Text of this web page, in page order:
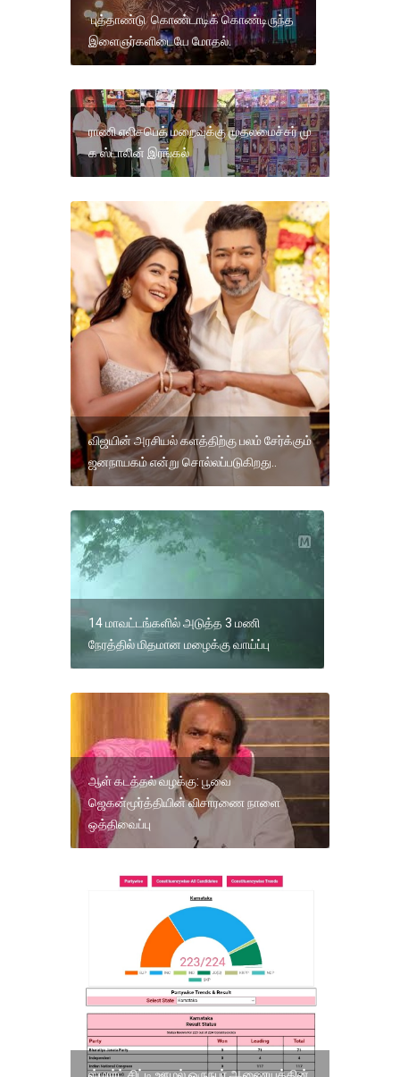
புத்தாண்டு கொண்டாடிக் கொண்டிருந்த
இளைஞர்களிடையே மோதல்.
ராணி எலிசபெத் மறைவுக்கு முதலமைச்சர் மு
க ஸ்டாலின் இரங்கல்
விஜயின் அரசியல் களத்திற்கு பலம் சேர்க்கும்
ஜனநாயகம் என்று சொல்லப்படுகிறது..
14 மாவட்டங்களில் அடுத்த 3 மணி
நேரத்தில் மிதமான மழைக்கு வாய்ப்பு
ஆள் கடத்தல் வழக்கு: பூவை
ஜெகன்மூர்த்தியின் விசாரணை நாளை
ஒத்திவைப்பு
ஸ்மார்ட் சிட்டி ஊழல் ஒருநபர் ஆணையத்தின்